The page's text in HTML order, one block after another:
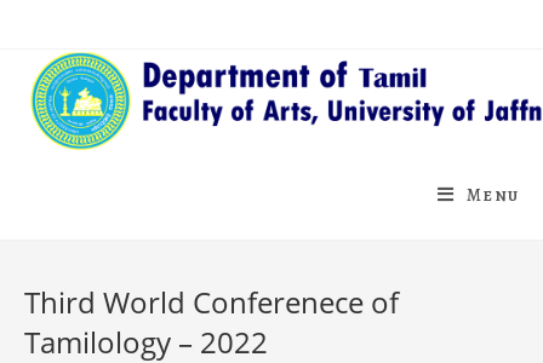
Menu
Third World Conferenece of
Tamilology – 2022